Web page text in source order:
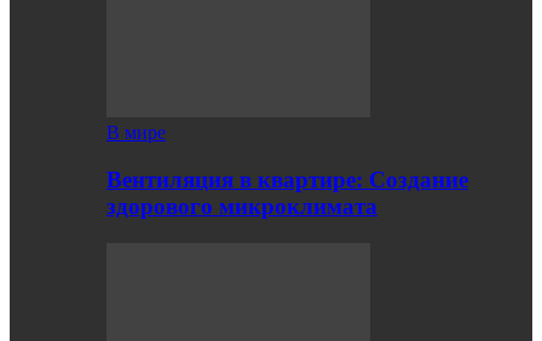
В мире
Вентиляция в квартире: Создание
здорового микроклимата